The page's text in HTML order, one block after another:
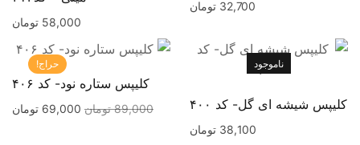
32,700 تومان
58,000 تومان
ناموجود
کلیپس شیشه ای گل- کد ۴۰۰
38,100 تومان
حراج!
کلیپس ستاره نود- کد ۴۰۶
89,000 تومان 69,000 تومان